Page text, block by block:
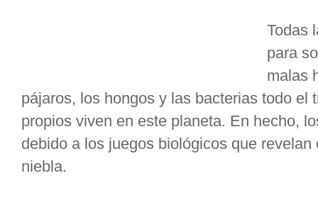
Todas
para
malas
pájaros, los hongos y las bacterias todo el
propios viven en este planeta. En hecho,
debido a los juegos biológicos que
niebla.